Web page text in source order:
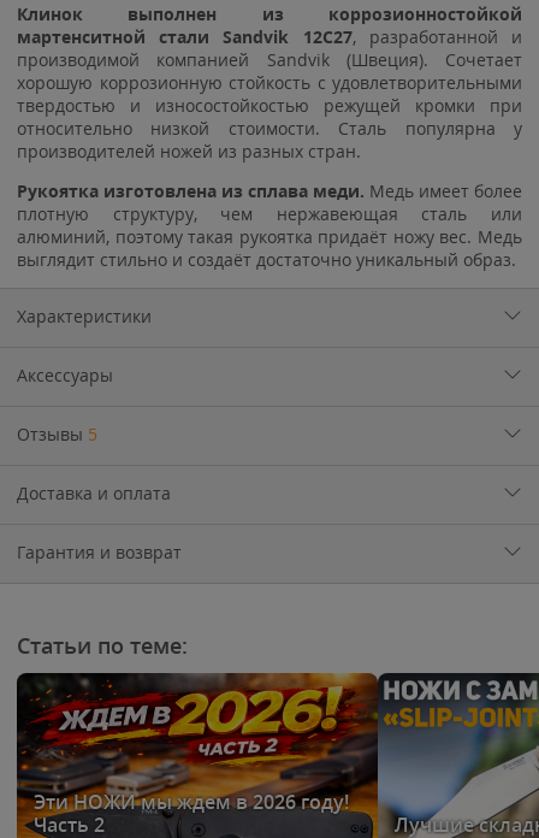
Клинок выполнен из коррозионностойкой
мартенситной стали Sandvik 12C27, разработанной и
производимой компанией Sandvik (Швеция). Сочетает
хорошую коррозионную стойкость с удовлетворительными
твердостью и износостойкостью режущей кромки при
относительно низкой стоимости. Сталь популярна у
производителей ножей из разных стран.
Рукоятка изготовлена из сплава меди. Медь имеет более
плотную структуру, чем нержавеющая сталь или
алюминий, поэтому такая рукоятка придаёт ножу вес. Медь
выглядит стильно и создаёт достаточно уникальный образ.
Характеристики
Аксессуары
Отзывы 5
Доставка и оплата
Гарантия и возврат
Статьи по теме:
Эти НОЖИ мы ждем в 2026 году!
Часть 2
Лучшие